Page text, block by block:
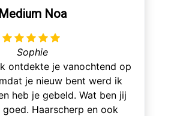
Medium Noa
Sophie
ontdekte je vanochtend op
je nieuw bent werd ik
heb je gebeld. Wat ben jij
Haarscherp en ook